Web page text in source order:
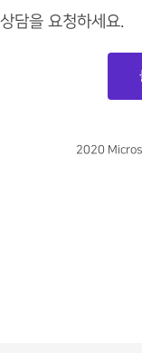
상담을 요청하세요.
2020